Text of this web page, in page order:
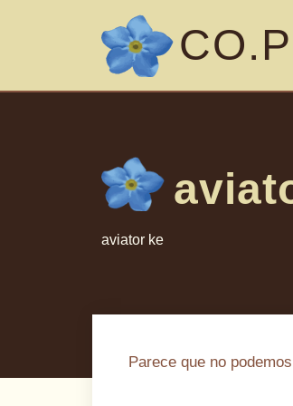
aviator ke
Parece que no